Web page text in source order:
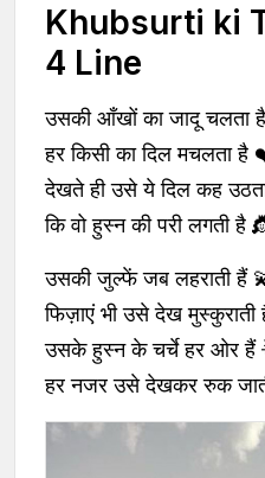
Khubsurti ki
4 Line
उसकी आँखों का जादू चलता
हर किसी का दिल मचलता है
देखते ही उसे ये दिल कह
कि वो हुस्न की परी लगती है
उसकी जुल्फें जब लहराती हैं
फिज़ाएं भी उसे देख
उसके हुस्न के चर्चे हर ओर हैं
हर नजर उसे देखकर रुक